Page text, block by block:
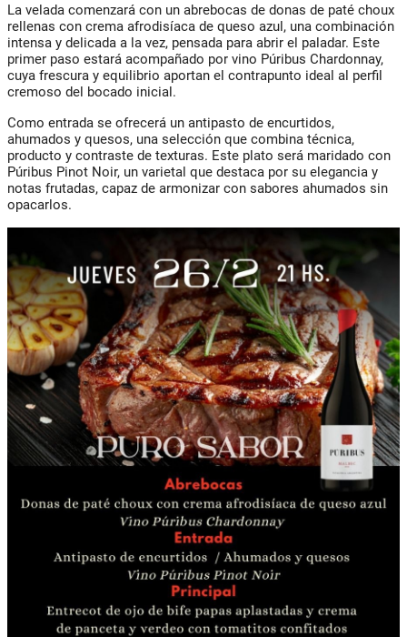
La velada comenzará con un abrebocas de donas de paté choux
rellenas con crema afrodisíaca de queso azul, una combinación
intensa y delicada a la vez, pensada para abrir el paladar. Este
primer paso estará acompañado por vino Púribus Chardonnay,
cuya frescura y equilibrio aportan el contrapunto ideal al perfil
cremoso del bocado inicial.
Como entrada se ofrecerá un antipasto de encurtidos,
ahumados y quesos, una selección que combina técnica,
producto y contraste de texturas. Este plato será maridado con
Púribus Pinot Noir, un varietal que destaca por su elegancia y
notas frutadas, capaz de armonizar con sabores ahumados sin
opacarlos.